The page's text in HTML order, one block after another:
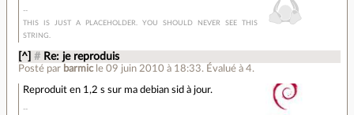
THIS IS JUST A PLACEHOLDER. YOU SHOULD NEVER SEE THIS
STRING.
[^] # Re: je reproduis
Posté par barmic le 09 juin 2010 à 18:33. Évalué à4.
Reproduit en 1,2 s sur ma debian sid à jour.